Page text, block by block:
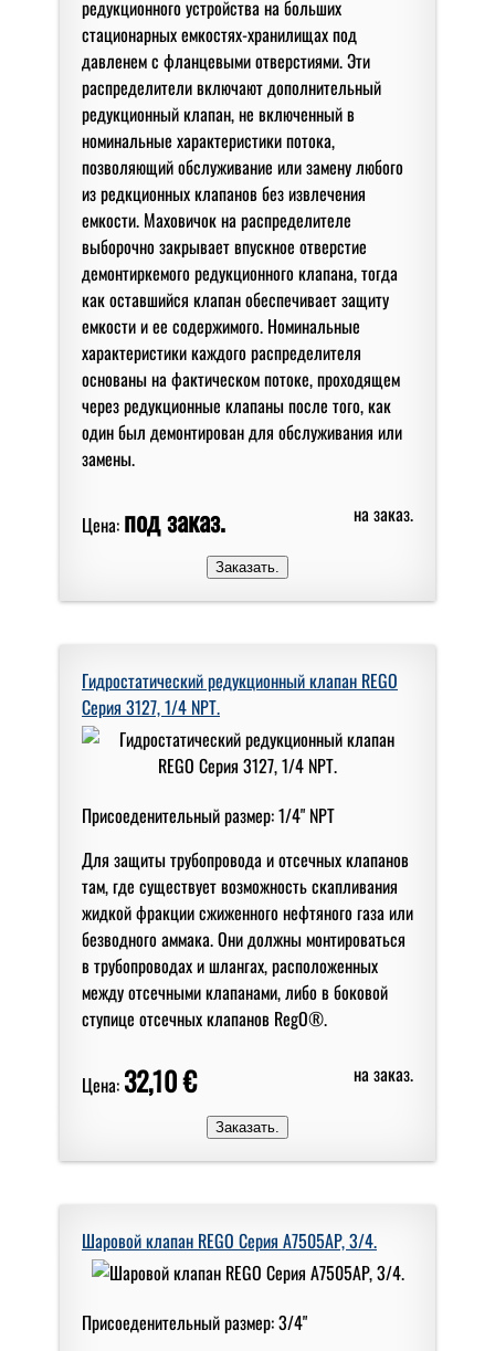
редукционного устройства на больших
стационарных емкостях-хранилищах под
давленем с фланцевыми отверстиями. Эти
распределители включают дополнительный
редукционный клапан, не включенный в
номинальные характеристики потока,
позволяющий обслуживание или замену любого
из редкционных клапанов без извлечения
емкости. Маховичок на распределителе
выборочно закрывает впускное отверстие
демонтиркемого редукционного клапана, тогда
как оставшийся клапан обеспечивает защиту
емкости и ее содержимого. Номинальные
характеристики каждого распределителя
основаны на фактическом потоке, проходящем
через редукционные клапаны после того, как
один был демонтирован для обслуживания или
замены.
Цена: под заказ. на заказ.
Гидростатический редукционный клапан REGO
Серия 3127, 1/4 NPT.
Присоеденительный размер: 1/4" NPT
Для защиты трубопровода и отсечных клапанов
там, где существует возможность скапливания
жидкой фракции сжиженного нефтяного газа или
безводного аммака. Они должны монтироваться
в трубопроводах и шлангах, расположенных
между отсечными клапанами, либо в боковой
ступице отсечных клапанов RegO®.
Цена: 32,10 € на заказ.
Шаровой клапан REGO Серия A7505AP, 3/4.
Присоеденительный размер: 3/4"